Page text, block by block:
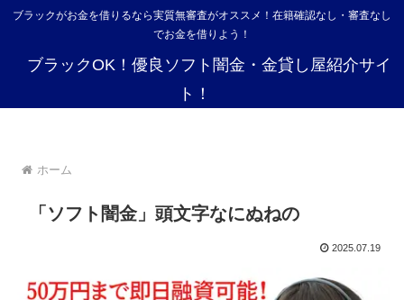
ブラックがお金を借りるなら実質無審査がオススメ！在籍確認なし・審査なし
でお金を借りよう！
ブラックOK！優良ソフト闇金・金貸し屋紹介サイ
ト！
ホーム
「ソフト闇金」頭文字なにぬねの
2025.07.19